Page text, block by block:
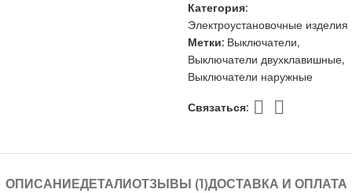
Категория:
Электроустановочные изделия
Метки: Выключатели,
Выключатели двухклавишные,
Выключатели наружные
Связаться:
ОПИСАНИЕДЕТАЛИОТЗЫВЫ (1)ДОСТАВКА И ОПЛАТА